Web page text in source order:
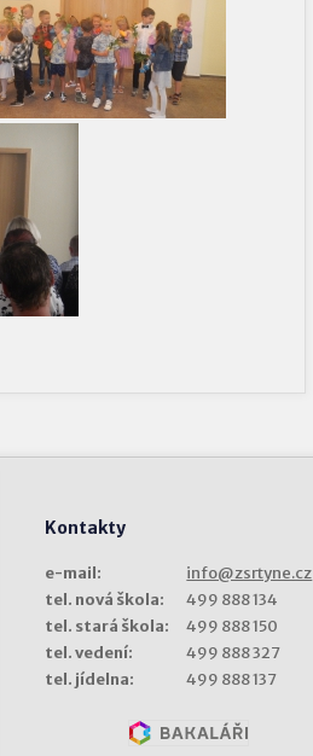
Kontakty
e-mail:
info@zsrtyne.cz
tel. nová škola:
499 888 134
tel. stará škola:
499 888 150
tel. vedení:
499 888 327
tel. jídelna:
499 888 137